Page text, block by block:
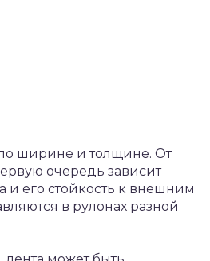
ширине и толщине. От
очередь зависит
и его стойкость к внешним
в рулонах разной